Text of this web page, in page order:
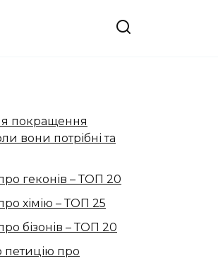
покращення
вони потрібні та
геконів – ТОП 20
хімію – ТОП 25
бізонів – ТОП 20
про